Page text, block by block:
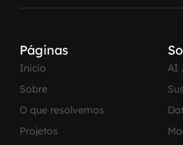
Páginas
Inicio
Sobre
O que resolvemos
Projetos
AI